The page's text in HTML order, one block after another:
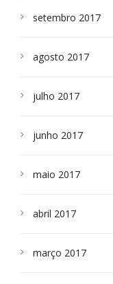
setembro 2017
agosto 2017
julho 2017
junho 2017
maio 2017
abril 2017
março 2017